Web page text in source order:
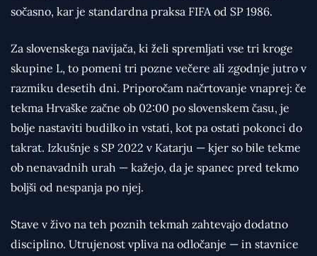
sočasno, kar je standardna praksa FIFA od SP 1986.
Za slovenskega navijača, ki želi spremljati vse tri kroge
skupine L, to pomeni tri pozne večere ali zgodnje jutro v
razmiku desetih dni. Priporočam načrtovanje vnaprej: če
tekma Hrvaške začne ob 02:00 po slovenskem času, je
bolje nastaviti budilko in vstati, kot pa ostati pokonci do
takrat. Izkušnje s SP 2022 v Katarju — kjer so bile tekme
ob nenavadnih urah — kažejo, da je spanec pred tekmo
boljši od nespanja po njej.
Stave v živo na teh poznih tekmah zahtevajo dodatno
disciplino. Utrujenost vpliva na odločanje — in stavnice